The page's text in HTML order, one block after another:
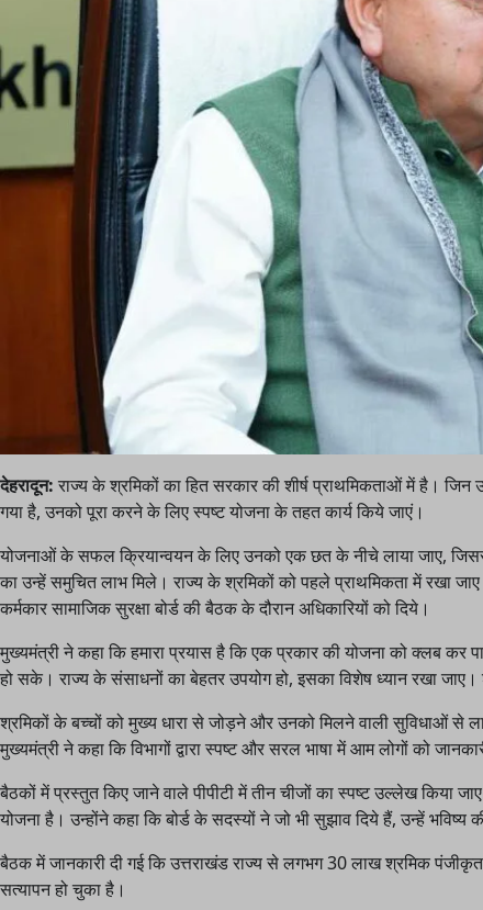
देहरादून: राज्य के श्रमिकों का हित सरकार की शीर्ष प्राथमिकताओं में है। जिन
गया है, उनको पूरा करने के लिए स्पष्ट योजना के तहत कार्य किये जाएं।
योजनाओं के सफल क्रियान्वयन के लिए उनको एक छत के नीचे लाया जाए,
का उन्हें समुचित लाभ मिले। राज्य के श्रमिकों को पहले प्राथमिकता में रखा
कर्मकार सामाजिक सुरक्षा बोर्ड की बैठक के दौरान अधिकारियों को दिये।
मुख्यमंत्री ने कहा कि हमारा प्रयास है कि एक प्रकार की योजना को क्लब कर
हो सके। राज्य के संसाधनों का बेहतर उपयोग हो, इसका विशेष ध्यान रखा
श्रमिकों के बच्चों को मुख्य धारा से जोड़ने और उनको मिलने वाली सुविधाओं से
मुख्यमंत्री ने कहा कि विभागों द्वारा स्पष्ट और सरल भाषा में आम लोगों को
बैठकों में प्रस्तुत किए जाने वाले पीपीटी में तीन चीजों का स्पष्ट उल्लेख
योजना है। उन्होंने कहा कि बोर्ड के सदस्यों ने जो भी सुझाव दिये हैं, उन्हें भविष्य
बैठक में जानकारी दी गई कि उत्तराखंड राज्य से लगभग 30 लाख श्रमिक
सत्यापन हो चुका है।